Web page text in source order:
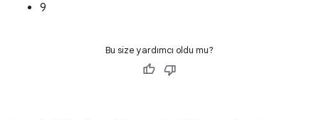
9
Bu size yardımcı oldu mu?